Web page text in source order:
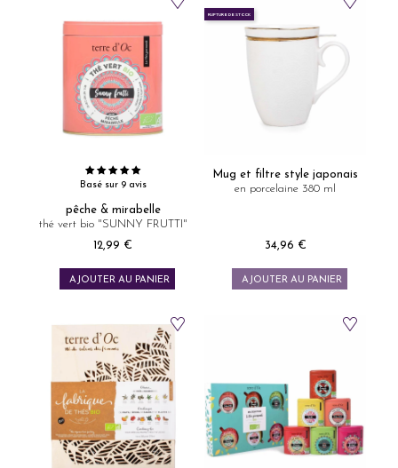
Basé sur 9 avis
pêche & mirabelle
thé vert bio "SUNNY FRUTTI"
Prix
12,99 €
AJOUTER AU PANIER
RUPTURE DE STOCK
Mug et filtre style japonais
en porcelaine 380 ml
Prix
34,96 €
AJOUTER AU PANIER